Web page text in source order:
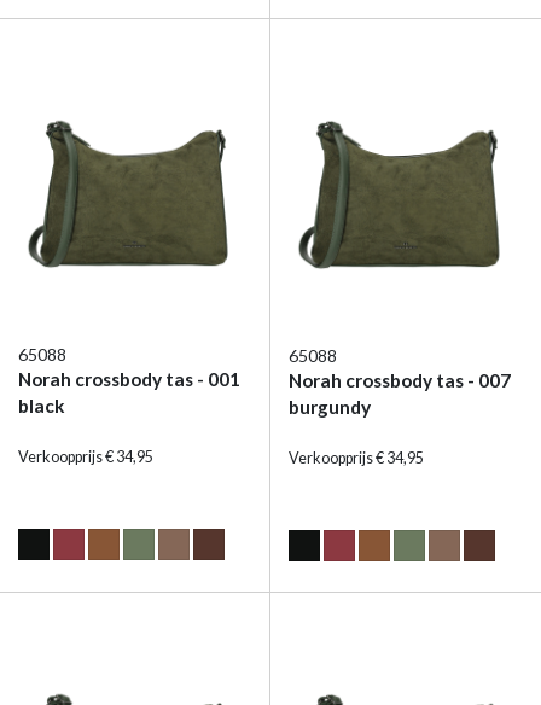
65088
Norah crossbody tas - 001
black
Verkoopprijs € 34,95
65088
Norah crossbody tas - 007
burgundy
Verkoopprijs € 34,95